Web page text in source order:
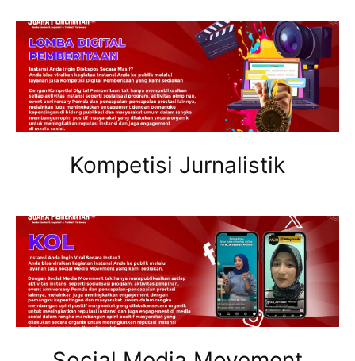
Kompetisi Jurnalistik